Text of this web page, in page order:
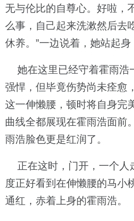
无与伦比的自尊心。好啦，
么事，自己起来洗漱然后去
休养。”一边说着，她站起身
她在这里已经守着霍雨浩
强悍，但毕竟伤势尚未痊愈
这一伸懒腰，顿时将自身完
曲线全都展现在霍雨浩面前
雨浩脸色更是红润了。
正在这时，门开，一个人
度正好看到在伸懒腰的马小
通红，赤着上身的霍雨浩。